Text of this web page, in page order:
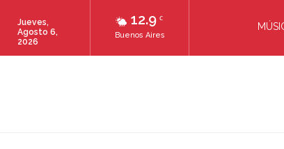
12.9 C
Buenos Aires
Jueves,
Agosto 6,
2026